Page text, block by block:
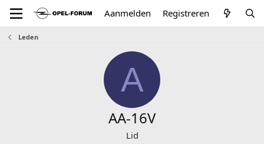
Aanmelden Registreren
Leden
A
AA-16V
Lid